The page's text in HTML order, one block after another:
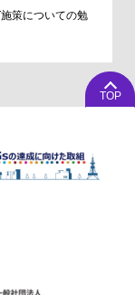
策についての勉
TOP